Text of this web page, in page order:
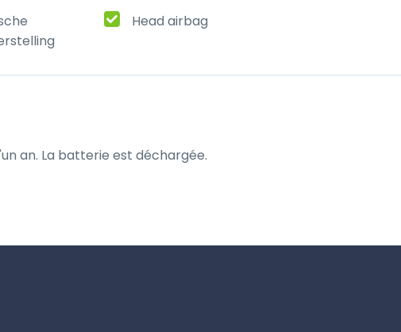
Head airbag
an. La batterie est déchargée.